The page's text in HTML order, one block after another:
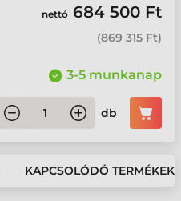
nettó 684 500 Ft
(869 315 Ft)
3-5 munkanap
db
KAPCSOLÓDÓ TERMÉKEK